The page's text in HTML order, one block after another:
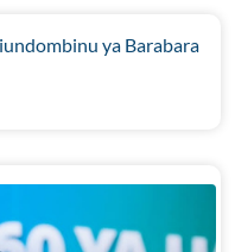
ya Barabara